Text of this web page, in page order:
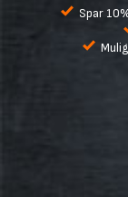
Spar